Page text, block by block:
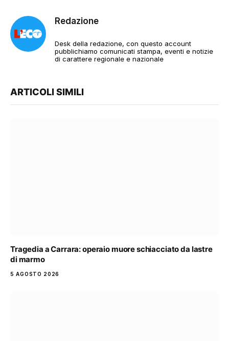
Redazione
Desk della redazione, con questo account
pubblichiamo comunicati stampa, eventi e notizie
di carattere regionale e nazionale
ARTICOLI SIMILI
Tragedia a Carrara: operaio muore schiacciato da lastre
di marmo
5 AGOSTO 2026